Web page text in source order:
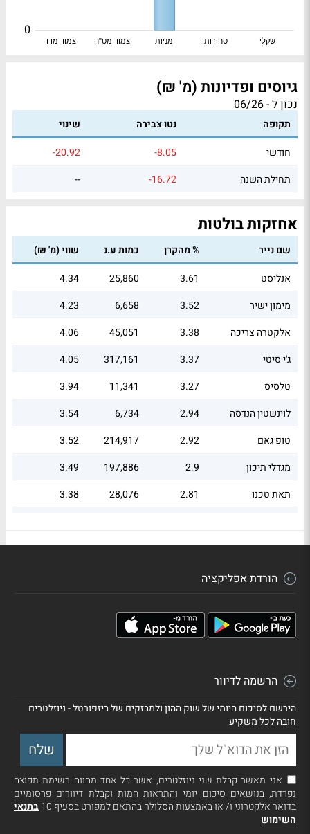
צמוד מדד צמוד מט"ח מניות סחורות שקלי
0
גיוסים ופדיונות (מ' ₪)
נכון ל - 06/26
תקופה נטו צבירה
שינוי
חודשי
-8.05
-20.92
תחילת השנה
-16.72
--
אחזקות בולטות
שם נייר % מהקרן כמות ע.נ
שווי (מ' ₪)
אנליסט
3.61
25,860
4.34
מימון ישיר
3.52
6,658
4.23
אלקטרה צריכה
3.38
45,051
4.06
ג'י סיטי
3.37
317,161
4.05
טלסיס
3.27
11,341
3.94
לוינשטין הנדסה
2.94
6,734
3.54
טופ גאם
2.92
214,917
3.52
מגדלי תיכון
2.9
197,886
3.49
תאת טכנו
2.81
28,076
3.38
הורדת אפליקציה
הרשמה לדיוור
הירשם לסיכום היומי של שוק ההון ולמבזקים של ביזפורטל - ניוזלטרים
חובה לכל משקיע
אני מאשר קבלת שני ניוזלטרים, אשר כל אחד מהווה רשימת תפוצה
נפרדת, בנושאים סיכום יומי והתראות חמות וקבלת דיוורים פרסומיים
בדואר אלקטרוני ו/ או באמצעות הסלולר בהתאם למפורט בסעיף 10
בתנאי
השימוש